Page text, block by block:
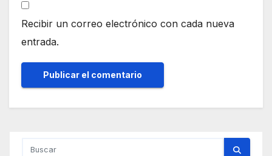
Recibir un correo electrónico con cada nueva
entrada.